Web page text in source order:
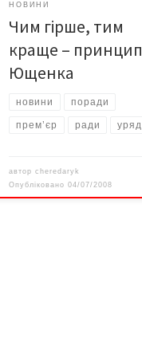
НОВИНИ
Чим гірше, тим
краще – принцип
Ющенка
новини поради
прем’єр ради уряд
авторcheredaryk
Опубліковано04/07/2008